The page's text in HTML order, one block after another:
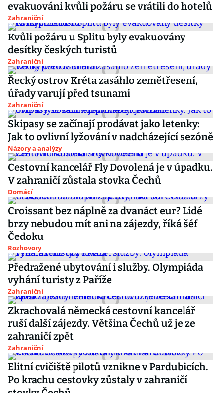
evakuováni kvůli požáru se vrátili do hotelů
Zahraniční
Kvůli požáru u Splitu byly evakuovány
desítky českých turistů
Zahraniční
Řecký ostrov Kréta zasáhlo zemětřesení,
úřady varují před tsunami
Zahraniční
Skipasy se začínají prodávat jako letenky:
Jak to ovlivní lyžování v nadcházející sezóně
Názory a analýzy
Cestovní kancelář Fly Dovolená je v úpadku.
V zahraničí zůstala stovka Čechů
Domácí
Croissant bez náplně za dvanáct eur? Lidé
brzy nebudou mít ani na zájezdy, říká šéf
Čedoku
Rozhovory
Předražené ubytování i služby. Olympiáda
vyhání turisty z Paříže
Zahraniční
Zkrachovalá německá cestovní kancelář
ruší další zájezdy. Většina Čechů už je ze
zahraničí zpět
Zahraniční
Elitní cvičiště pilotů vznikne v Pardubicích.
Po krachu cestovky zůstaly v zahraničí